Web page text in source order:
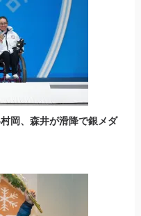
岡、森井が滑降で銀メダ